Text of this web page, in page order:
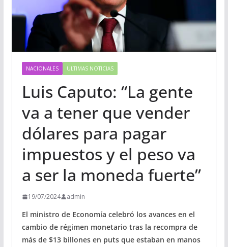
NACIONALES ULTIMAS NOTICIAS
Luis Caputo: “La gente
va a tener que vender
dólares para pagar
impuestos y el peso va
a ser la moneda fuerte”
19/07/2024 admin
El ministro de Economía celebró los avances en el
cambio de régimen monetario tras la recompra de
más de $13 billones en puts que estaban en manos